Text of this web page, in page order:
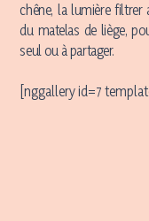
chêne, la lumière filtrer
du matelas de liège,
seul ou à partager.
[nggallery id=7